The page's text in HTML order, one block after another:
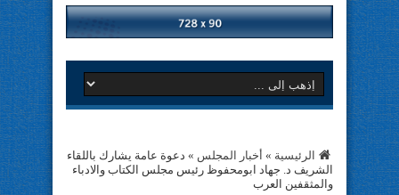
الرئيسية » أخبار المجلس » دعوة عامة يشارك باللقاء
الشريف د. جهاد ابومحفوظ رئيس مجلس الكتاب والادباء
والمثقفين العرب